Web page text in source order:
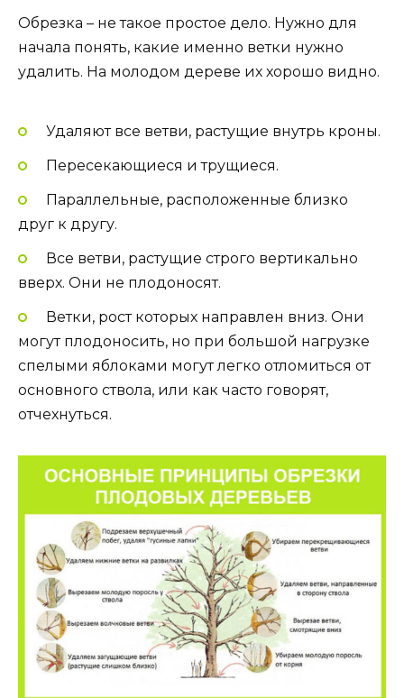
Обрезка – не такое простое дело. Нужно для
начала понять, какие именно ветки нужно
удалить. На молодом дереве их хорошо видно.
Удаляют все ветви, растущие внутрь кроны.
Пересекающиеся и трущиеся.
Параллельные, расположенные близко
друг к другу.
Все ветви, растущие строго вертикально
вверх. Они не плодоносят.
Ветки, рост которых направлен вниз. Они
могут плодоносить, но при большой нагрузке
спелыми яблоками могут легко отломиться от
основного ствола, или как часто говорят,
отчехнуться.